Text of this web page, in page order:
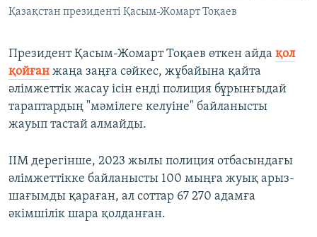
Қазақстан президенті Қасым-Жомарт Тоқаев
Президент Қасым-Жомарт Тоқаев өткен айда қол
қойған жаңа заңға сәйкес, жұбайына қайта
әлімжеттік жасау ісін енді полиция бұрынғыдай
тараптардың "мәмілеге келуіне" байланысты
жауып тастай алмайды.
ІІМ дерегінше, 2023 жылы полиция отбасындағы
әлімжеттікке байланысты 100 мыңға жуық арыз-
шағымды қараған, ал соттар 67 270 адамға
әкімшілік шара қолданған.